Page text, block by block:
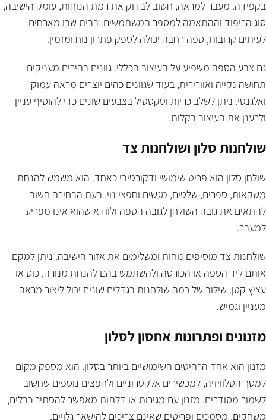
בקפידה. מעבר למראה, חשוב לבדוק את רמת הנוחות, עומק הישיבה,
סוג הריפוד וההתאמה למספר המשתמשים. בבית שבו מארחים
לעיתים קרובות, ספה רחבה יכולה לספק פתרון נוח ומזמין.
גם צבע הספה משפיע על העיצוב הכללי. גוונים בהירים מעניקים
תחושה נקייה ואוורירית, בעוד שגוונים כהים יוצרים מראה עמוק
ואלגנטי. ניתן לשלב כריות וטקסטיל בצבעים שונים כדי להוסיף עניין
ולרענן את העיצוב בקלות.
שולחנות סלון ושולחנות צד
שולחן סלון הוא פריט שימושי ודקורטיבי כאחד. הוא משמש להנחת
משקאות, ספרים, שלטים, מגשים וחפצי נוי. בעת הבחירה חשוב
להתאים את גובה השולחן לגובה הספה ולוודא שהוא אינו מפריע
למעבר.
שולחנות צד מוסיפים נוחות ומשלימים את אזור הישיבה. ניתן למקם
אותם ליד הספה או הכורסה ולהשתמש בהם להנחת מנורה, כוס או
עציץ קטן. שילוב של כמה שולחנות בגדלים שונים יכול ליצור מראה
מעניין וגמיש.
מזנונים ופתרונות אחסון לסלון
מזנון הוא אחד הרהיטים השימושיים ביותר בסלון. הוא מספק מקום
למסך הטלוויזיה, למכשירים אלקטרוניים ולחפצים נוספים שחשוב
לשמור מסודרים. מזנון עם מגירות או דלתות מאפשר להסתיר כבלים,
משחקים, מסמכים ופריטים שאינם צריכים להישאר גלויים.